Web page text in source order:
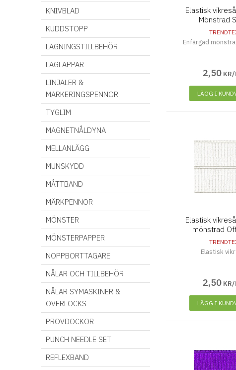
KNIVBLAD
KUDDSTOPP
LAGNINGSTILLBEHÖR
LAGLAPPAR
LINJALER &
MARKERINGSPENNOR
TYGLIM
MAGNETNÅLDYNA
MELLANLÄGG
MUNSKYDD
MÅTTBAND
MÄRKPENNOR
MÖNSTER
MÖNSTERPAPPER
NOPPBORTTAGARE
NÅLAR OCH TILLBEHÖR
NÅLAR SYMASKINER &
OVERLOCKS
PROVDOCKOR
PUNCH NEEDLE SET
REFLEXBAND
Elastisk
Mönstrad
Enfärgad
2,50 KR/
LÄGG I
Elastisk
mönstrad
Elastisk
2,50 KR/
LÄGG I